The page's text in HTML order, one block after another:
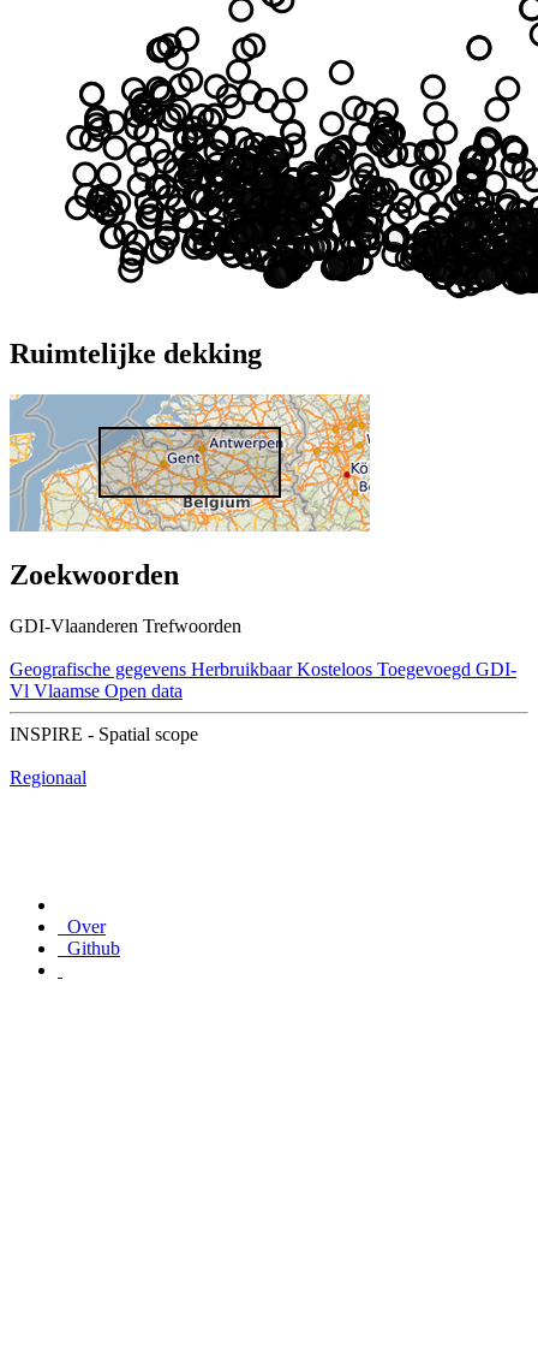
Ruimtelijke dekking
Zoekwoorden
GDI-Vlaanderen Trefwoorden
Geografische gegevens Herbruikbaar Kosteloos Toegevoegd GDI-
Vl Vlaamse Open data
INSPIRE - Spatial scope
Regionaal
Over
Github